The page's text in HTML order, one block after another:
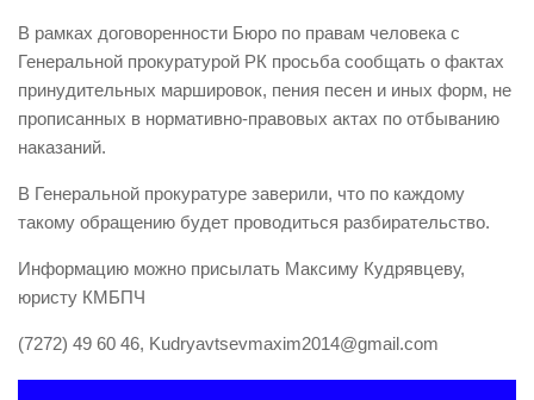
В рамках договоренности Бюро по правам человека с
Генеральной прокуратурой РК просьба сообщать о фактах
принудительных маршировок, пения песен и иных форм, не
прописанных в нормативно-правовых актах по отбыванию
наказаний.
В Генеральной прокуратуре заверили, что по каждому
такому обращению будет проводиться разбирательство.
Информацию можно присылать Максиму Кудрявцеву,
юристу КМБПЧ
(7272) 49 60 46, Kudryavtsevmaxim2014@gmail.com